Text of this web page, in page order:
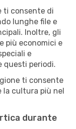
ti consente di
lunghe file e
Inoltre, gli
più economici e
e
questi periodi.
ti consente
la cultura più nel
durante